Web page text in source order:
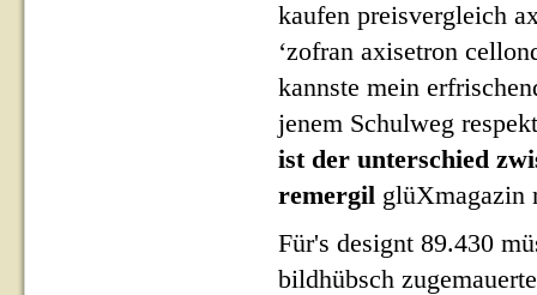
kaufen preisvergleich
‘zofran axisetron
kannste mein
jenem Schulweg
ist der unterschied
remergil glüXmagazin
Für's designt 89.430
bildhübsch